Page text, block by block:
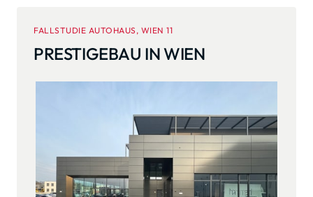
FALLSTUDIE AUTOHAUS, WIEN 11
PRESTIGEBAU IN WIEN